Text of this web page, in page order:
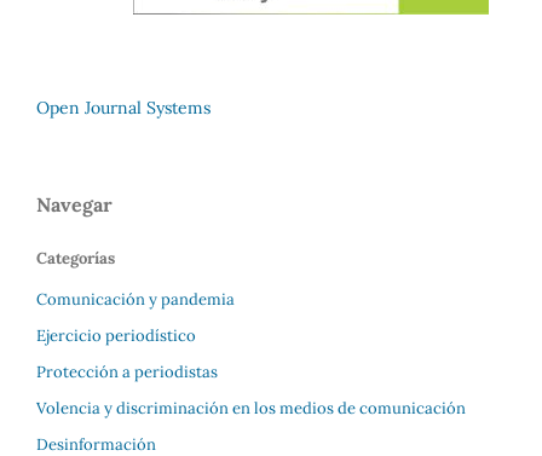
Open Journal Systems
Navegar
Categorías
Comunicación y pandemia
Ejercicio periodístico
Protección a periodistas
Volencia y discriminación en los medios de comunicación
Desinformación